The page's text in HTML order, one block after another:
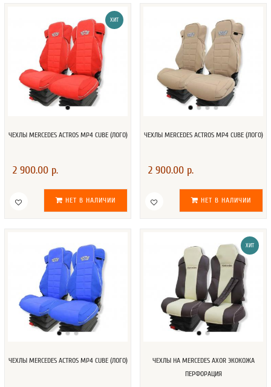
ХИТ
ЧЕХЛЫ MERCEDES AСTROS MP4 CUBE (ЛОГО)
2 900.00 р.
НЕТ В НАЛИЧИИ
ЧЕХЛЫ MERCEDES AСTROS MP4 CUBE (ЛОГО)
2 900.00 р.
НЕТ В НАЛИЧИИ
ЧЕХЛЫ MERCEDES AСTROS MP4 CUBE (ЛОГО)
ХИТ
ЧЕХЛЫ НА MERCEDES AXOR ЭКОКОЖА
ПЕРФОРАЦИЯ